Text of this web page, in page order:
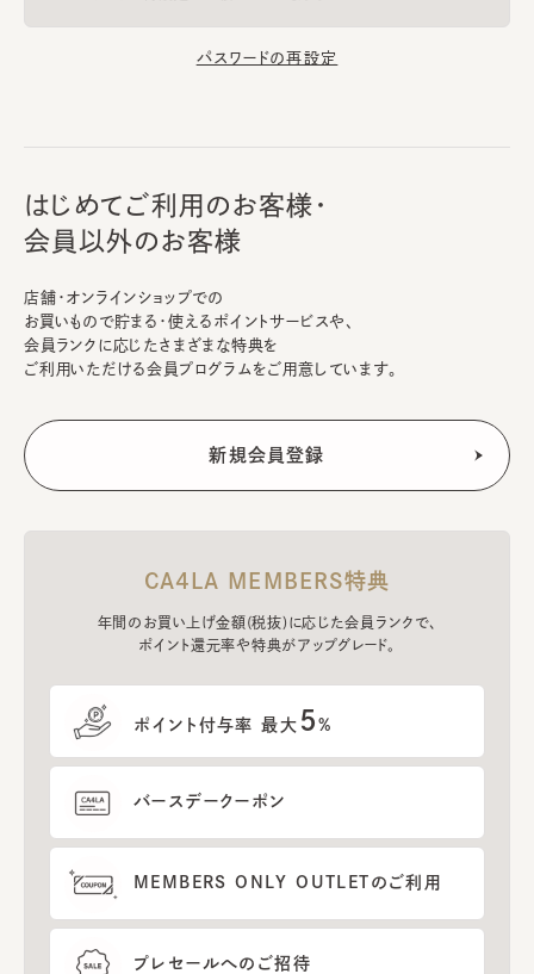
パスワードの再設定
はじめてご利用のお客様・
会員以外のお客様
店舗・オンラインショップでの
お買いもので貯まる・使えるポイントサービスや、
会員ランクに応じたさまざまな特典を
ご利用いただける会員プログラムをご用意しています。
CA4LA MEMBERS特典
年間のお買い上げ金額(税抜)に応じた会員ランクで、
ポイント還元率や特典がアップグレード。
ポイント付与率 最大 5%
バースデークーポン
MEMBERS ONLY OUTLETのご利用
プレセールへのご招待